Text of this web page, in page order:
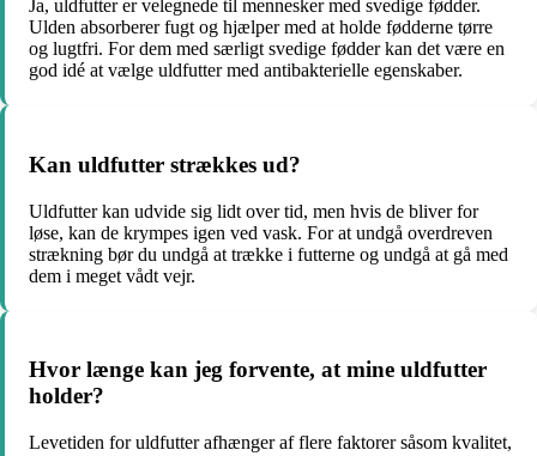
Ja, uldfutter er velegnede til mennesker med svedige fødder.
Ulden absorberer fugt og hjælper med at holde fødderne tørre
og lugtfri. For dem med særligt svedige fødder kan det være en
god idé at vælge uldfutter med antibakterielle egenskaber.
Kan uldfutter strækkes ud?
Uldfutter kan udvide sig lidt over tid, men hvis de bliver for
løse, kan de krympes igen ved vask. For at undgå overdreven
strækning bør du undgå at trække i futterne og undgå at gå med
dem i meget vådt vejr.
Hvor længe kan jeg forvente, at mine uldfutter
holder?
Levetiden for uldfutter afhænger af flere faktorer såsom kvalitet,